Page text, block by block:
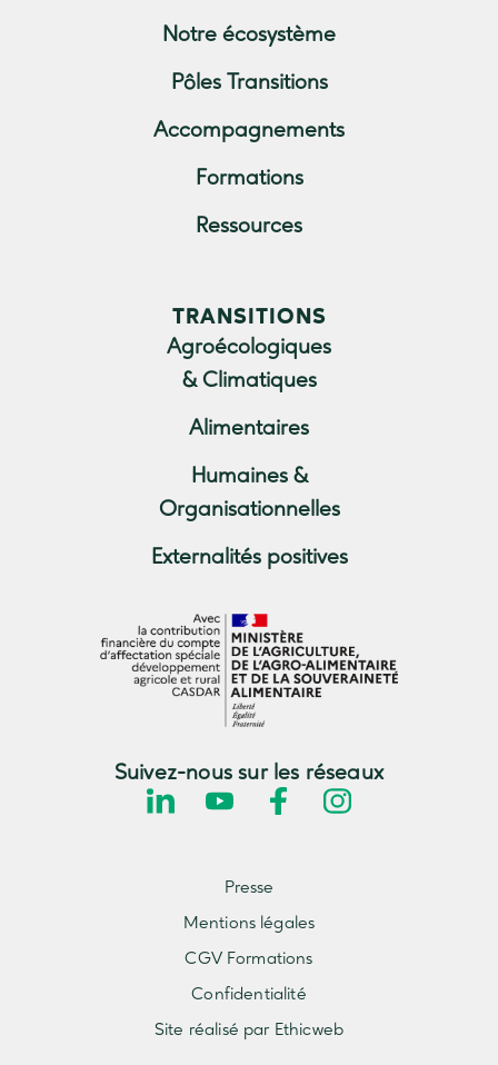
Notre écosystème
Pôles Transitions
Accompagnements
Formations
Ressources
TRANSITIONS
Agroécologiques
& Climatiques
Alimentaires
Humaines &
Organisationnelles
Externalités positives
Suivez-nous sur les réseaux
Presse
Mentions légales
CGV Formations
Confidentialité
Site réalisé par Ethicweb